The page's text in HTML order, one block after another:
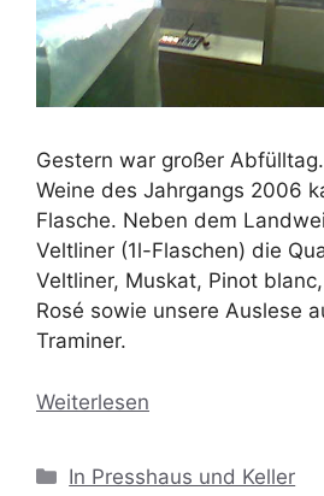
Gestern war großer
Weine des Jahrgangs 2006
Flasche. Neben dem
Veltliner (1l-Flaschen) die
Veltliner, Muskat, Pinot
Rosé sowie unsere Auslese
Traminer.
Weiterlesen
Kategorien
In Presshaus und Keller